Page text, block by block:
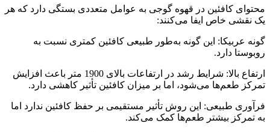
محتوای کافئین در قهوه گوجی به عوامل متعددی بستگی دارد که هر
یک نقشی خاص ایفا می‌کنند:
گونه عربیکا: این گونه به‌طور طبیعی کافئین کمتری نسبت به
روبوستا دارد.
ارتفاع بالا: شرایط رشد در ارتفاعات بالای 1900 متر باعث افزایش
تمرکز طعم‌ها می‌شود، اما بر میزان کافئین تأثیر کاهشی دارد.
فرآوری طبیعی: این روش تأثیر مستقیمی بر حفظ کافئین ندارد اما
به تمرکز بیشتر طعم‌ها کمک می‌کند.